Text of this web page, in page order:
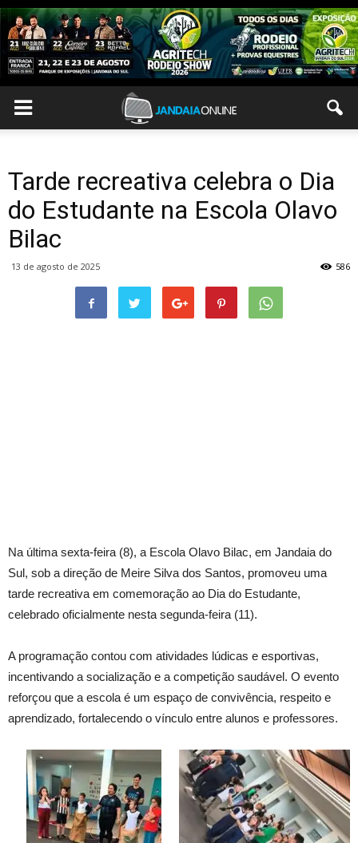
Tarde recreativa celebra o Dia
do Estudante na Escola Olavo
Bilac
13 de agosto de 2025 586
Na última sexta-feira (8), a Escola Olavo Bilac, em Jandaia do
Sul, sob a direção de Meire Silva dos Santos, promoveu uma
tarde recreativa em comemoração ao Dia do Estudante,
celebrado oficialmente nesta segunda-feira (11).
A programação contou com atividades lúdicas e esportivas,
incentivando a socialização e a competição saudável. O evento
reforçou que a escola é um espaço de convivência, respeito e
aprendizado, fortalecendo o vínculo entre alunos e professores.